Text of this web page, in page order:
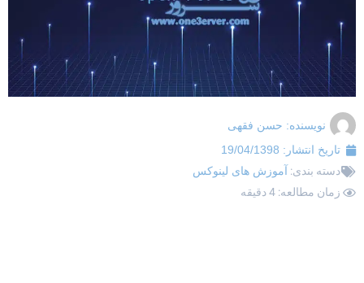
نویسنده:حسن فقهی
تاریخ انتشار: 19/04/1398
دسته بندی:آموزش های لینوکس
زمان مطالعه: 4 دقیقه